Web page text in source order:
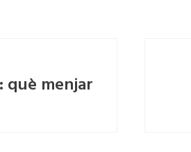
què menjar